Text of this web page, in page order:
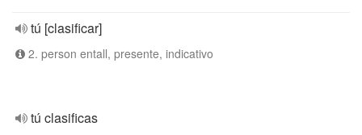
tú [clasificar]
2. person entall, presente, indicativo
tú clasificas